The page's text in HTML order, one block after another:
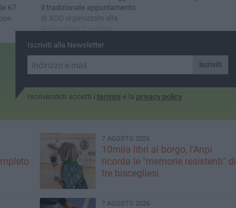
67
il tradizionale appuntamento
di XCO organizzato alla
Polisportiva Cavallaro
sull’adrenalinico percorso
della lama di Santa Croce
Iscriviti alla Newsletter
Iscriviti
Iscrivendoti accetti i termini e la privacy policy
7 AGOSTO 2026
10mila libri al borgo, l'Anpi
ricorda le "memorie resistenti" di
tre biscegliesi
7 AGOSTO 2026